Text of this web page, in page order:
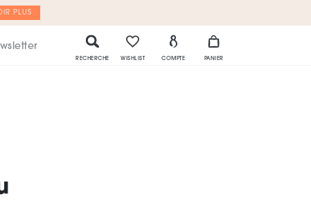
PLUS
RECHERCHE WISHLIST COMPTE PANIER